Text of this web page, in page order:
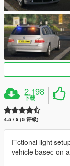
2,198
下载
4.5 / 5 (5 评级)
Fictional light
vehicle based on